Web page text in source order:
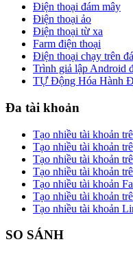
Điện thoại đám mây
Điện thoại ảo
Điện thoại từ xa
Farm điện thoại
Điện thoại chạy trên
Trình giả lập Android
TỰ Động Hóa Hành
Đa tài khoản
Tạo nhiều tài khoản
Tạo nhiều tài khoản
Tạo nhiều tài khoản
Tạo nhiều tài khoản
Tạo nhiều tài khoản
Tạo nhiều tài khoản
Tạo nhiều tài khoản
SO SÁNH